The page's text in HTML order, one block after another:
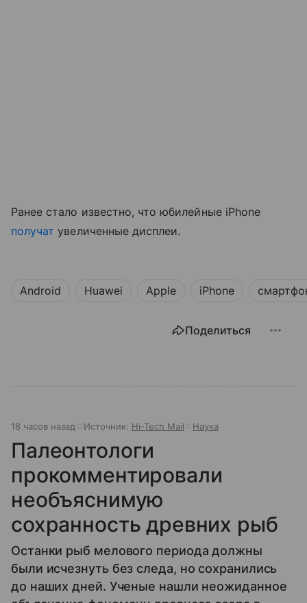
Ранее стало известно, что юбилейные iPhone
получат увеличенные дисплеи.
Android Huawei Apple iPhone
Поделиться
18 часов назад Источник: Hi-Tech Mail Наука
Палеонтологи
прокомментировали
необъяснимую
сохранность древних рыб
Останки рыб мелового периода должны
были исчезнуть без следа, но сохранились
до наших дней. Ученые нашли неожиданное